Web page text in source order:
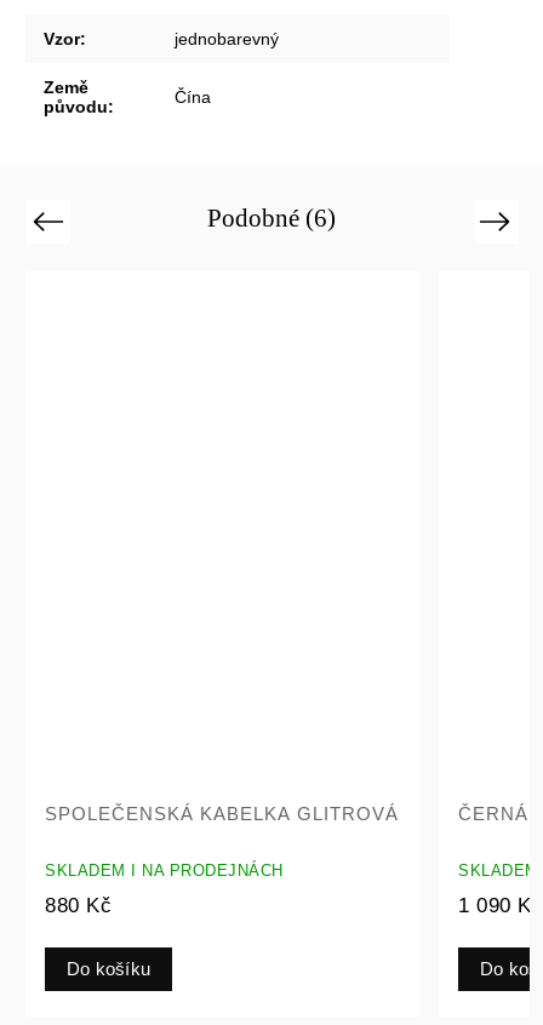
Vzor: jednobarevný
Země
původu: Čína
Podobné (6)
Previous
SPOLEČENSKÁ KABELKA GLITROVÁ
SKLADEM I NA PRODEJNÁCH
880 Kč
Do košíku
ČERNÁ
SKLADEM
1 090 Kč
Do
Next